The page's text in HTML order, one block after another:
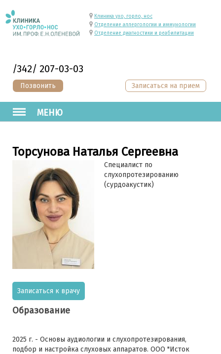
/342/ 207-03-03
Позвонить
Клиника ухо, горло, нос
Отделение аллергологии и иммунологии
Отделение диагностики и реабилитации
МЕНЮ
Записаться на прием
Торсунова Наталья Сергеевна
Специалист по
слухопротезированию
(сурдоакустик)
Записаться к врачу
Образование
2025 г. - Основы аудиологии и слухопротезирования,
подбор и настройка слуховых аппаратов. ООО "Исток